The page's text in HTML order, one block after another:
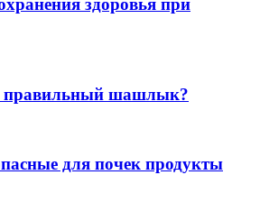
здоровья при
правильный шашлык?
для почек продукты